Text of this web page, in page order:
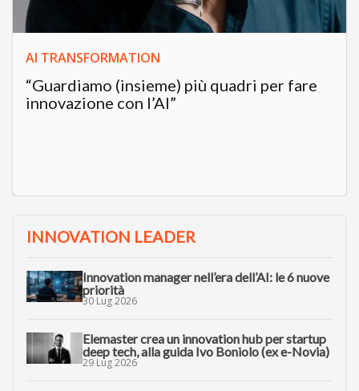
AI TRANSFORMATION
“Guardiamo (insieme) più quadri per fare
innovazione con l’AI”
INNOVATION LEADER
Innovation manager nell’era dell’AI: le 6 nuove
priorità
30 Lug 2026
Elemaster crea un innovation hub per startup
deep tech, alla guida Ivo Boniolo (ex e-Novia)
29 Lug 2026